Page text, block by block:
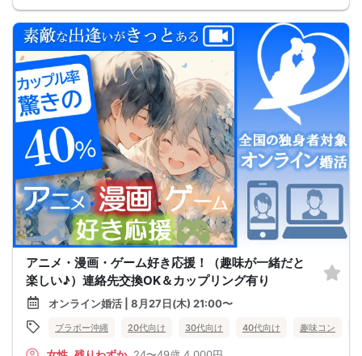
アニメ・漫画・ゲーム好き応援！（趣味が一緒だと
楽しい♪）連絡先交換OK＆カップリング有り
オンライン婚活 | 8月27日(木) 21:00〜
ブラボー沖縄 20代向け 30代向け 40代向け 趣味コン